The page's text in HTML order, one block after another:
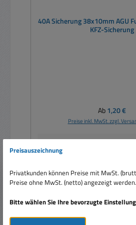
40A Sicherung 38x10mm AGU Fuse Caravan
KFZ-Sicherung
Regulärer
Ab1,20 €
Preise inkl. MwSt. zzgl.
Details
Preisauszeichnung
Privatkunden können Preise mit MwSt.
Preise ohne MwSt. (netto) angezeigt werden.
Bitte wählen Sie Ihre bevorzugte